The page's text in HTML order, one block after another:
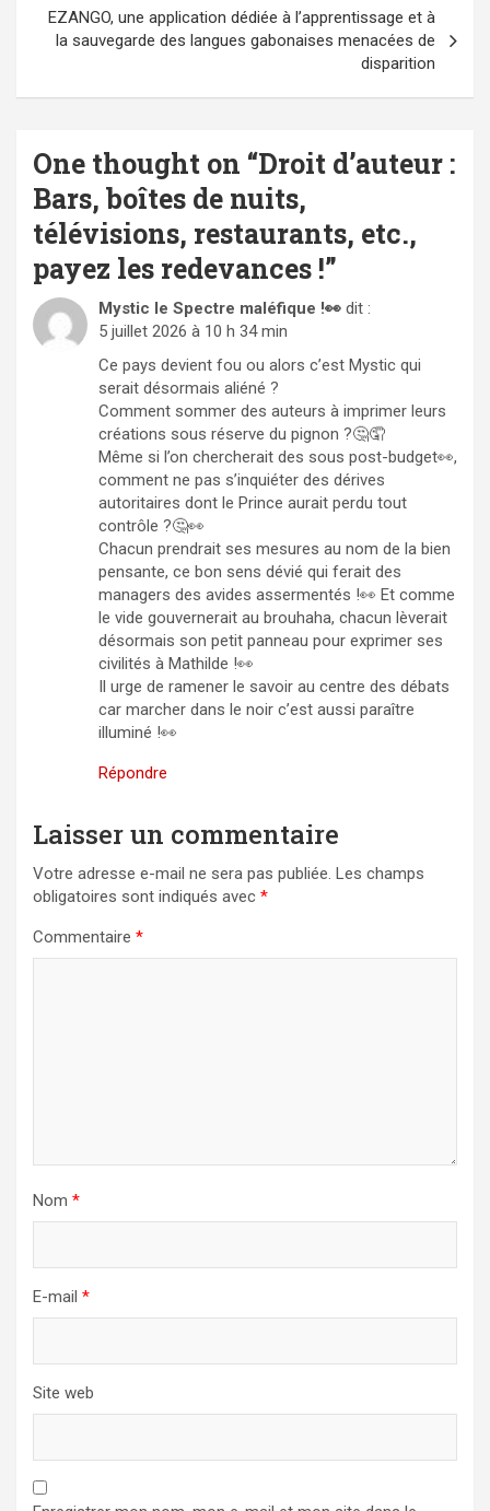
EZANGO, une application dédiée à l’apprentissage et à
la sauvegarde des langues gabonaises menacées de
disparition
One thought on “Droit d’auteur :
Bars, boîtes de nuits,
télévisions, restaurants, etc.,
payez les redevances !”
Mystic le Spectre maléfique !👀 dit :
5 juillet 2026 à 10 h 34 min
Ce pays devient fou ou alors c’est Mystic qui
serait désormais aliéné ?
Comment sommer des auteurs à imprimer leurs
créations sous réserve du pignon ?🤔🤦
Même si l’on chercherait des sous post-budget👀,
comment ne pas s’inquiéter des dérives
autoritaires dont le Prince aurait perdu tout
contrôle ?🤔👀
Chacun prendrait ses mesures au nom de la bien
pensante, ce bon sens dévié qui ferait des
managers des avides assermentés !👀 Et comme
le vide gouvernerait au brouhaha, chacun lèverait
désormais son petit panneau pour exprimer ses
civilités à Mathilde !👀
Il urge de ramener le savoir au centre des débats
car marcher dans le noir c’est aussi paraître
illuminé !👀
Répondre
Laisser un commentaire
Votre adresse e-mail ne sera pas publiée. Les champs
obligatoires sont indiqués avec *
Commentaire *
Nom *
E-mail *
Site web